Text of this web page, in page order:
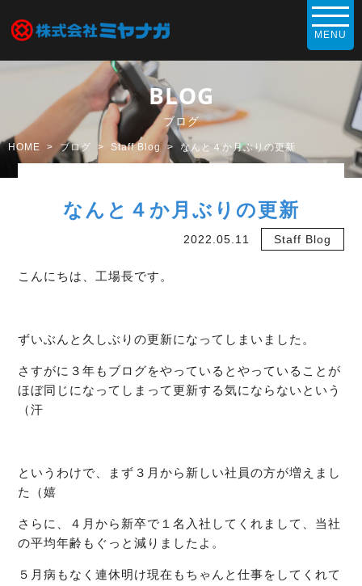
BLOG
ブログ
HOME ブログ Staff Blog なんと４か月ぶりの更新
なんと４か月ぶりの更新
2022.05.11 Staff Blog
こんにちは、工場長です。
ずいぶんと久しぶりの更新になってしまいました。
さすがに３年もブログをやっているとやっていることが
ほぼ同じになってしまって更新する気にならないという
（汗
というわけで、まず３月から新しい社員の方が増えまし
た（嬉
さらに、４月から新卒で１名入社してくれまして、当社
の平均年齢もぐっと減りましたよ。
５月病もなく連休明け現在もちゃんと仕事をしてくれて